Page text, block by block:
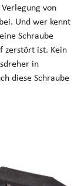
von
Und wer kennt
Schraube
zerstört ist. Kein
in
diese Schraube